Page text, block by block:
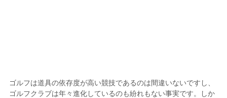
ゴルフは道具の依存度が高い競技であるのは間違いないですし、
ゴルフクラブは年々進化しているのも紛れもない事実です。しか